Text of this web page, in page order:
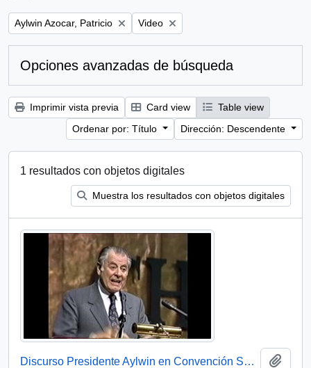
Remove filter:
Aylwin Azocar, Patricio Remove filter:
Video
Opciones avanzadas de búsqueda
Imprimir vista previa Card view
Table view
Ordenar por: Título
Dirección: Descendente
1 resultados con objetos digitales
Muestra los resultados con objetos digitales
Discurso Presidente Aylwin en Convención Santiago: Video